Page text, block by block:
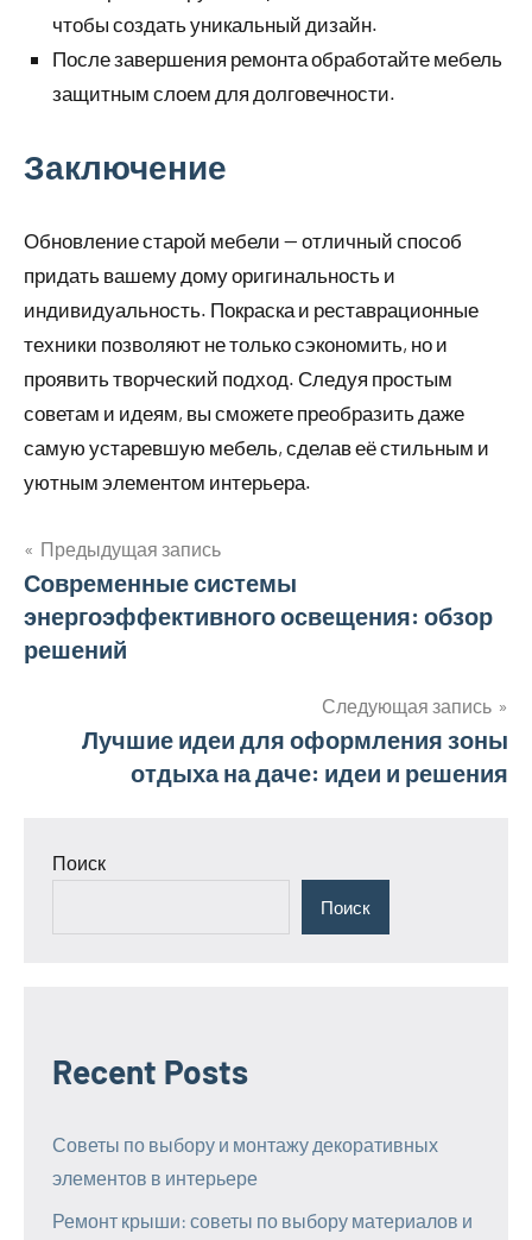
чтобы создать уникальный дизайн.
После завершения ремонта обработайте мебель
защитным слоем для долговечности.
Заключение
Обновление старой мебели — отличный способ
придать вашему дому оригинальность и
индивидуальность. Покраска и реставрационные
техники позволяют не только сэкономить, но и
проявить творческий подход. Следуя простым
советам и идеям, вы сможете преобразить даже
самую устаревшую мебель, сделав её стильным и
уютным элементом интерьера.
Навигация
по
Предыдущая запись
Современные системы
энергоэффективного освещения: обзор
решений
Следующая запись
Лучшие идеи для оформления зоны
отдыха на даче: идеи и решения
Поиск
Поиск
Recent Posts
Советы по выбору и монтажу декоративных
элементов в интерьере
Ремонт крыши: советы по выбору материалов и